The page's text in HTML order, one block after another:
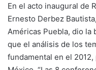
En el acto inaugural de
Ernesto Derbez
Américas Puebla, dio la
que el análisis de los
fundamental en el